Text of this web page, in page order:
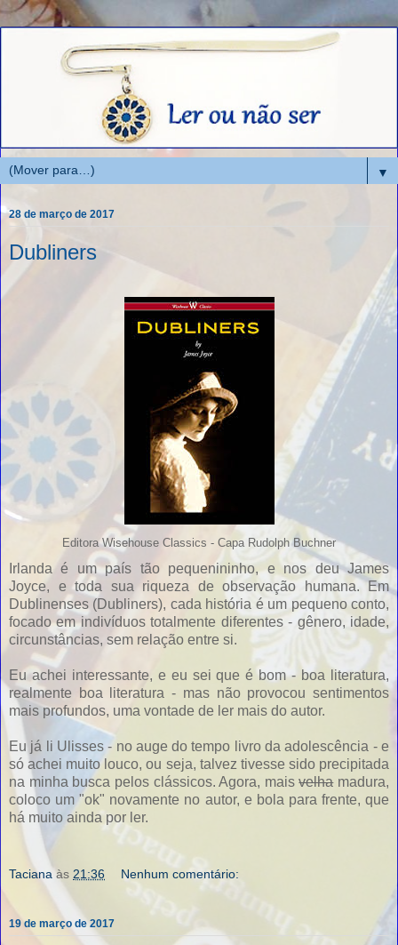
▼
28 de março de 2017
Dubliners
Editora Wisehouse Classics - Capa Rudolph Buchner
Irlanda é um país tão pequenininho, e nos deu James
Joyce, e toda sua riqueza de observação humana. Em
Dublinenses (Dubliners), cada história é um pequeno conto,
focado em indivíduos totalmente diferentes - gênero, idade,
circunstâncias, sem relação entre si.
Eu achei interessante, e eu sei que é bom - boa literatura,
realmente boa literatura - mas não provocou sentimentos
mais profundos, uma vontade de ler mais do autor.
Eu já li Ulisses - no auge do tempo livro da adolescência - e
só achei muito louco, ou seja, talvez tivesse sido precipitada
na minha busca pelos clássicos. Agora, maisvelhamadura,
coloco um "ok" novamente no autor, e bola para frente, que
há muito ainda por ler.
Taciana às 21:36 Nenhum comentário:
19 de março de 2017